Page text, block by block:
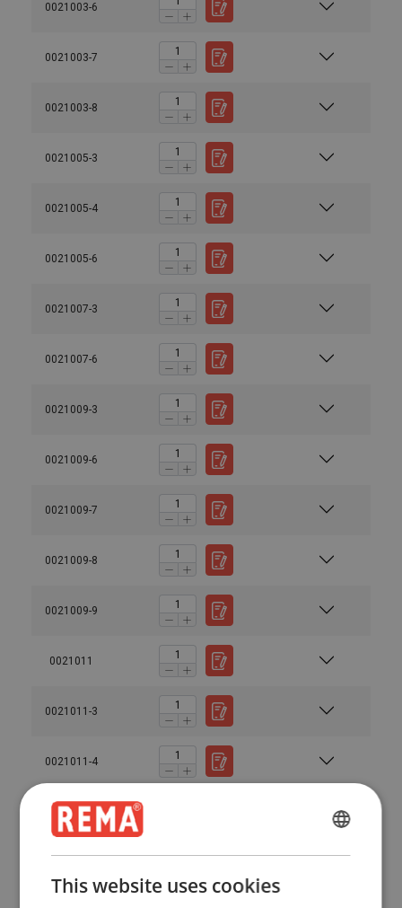
0021003-6
0021003-7
0021003-8
0021005-3
0021005-4
0021005-6
0021007-3
0021007-6
0021009-3
0021009-6
0021009-7
0021009-8
0021009-9
0021011
0021011-3
0021011-4
0021011-6
This website uses cookies